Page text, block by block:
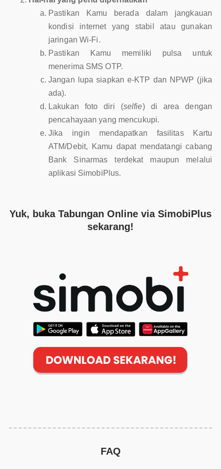
Pastikan Kamu berada dalam jangkauan
kondisi internet yang stabil atau gunakan
jaringan Wi-Fi.
Pastikan Kamu memiliki pulsa untuk
menerima SMS OTP.
Jangan lupa siapkan e-KTP dan NPWP (jika
ada).
Lakukan foto diri (selfie) di area dengan
pencahayaan yang mencukupi.
Jika ingin mendapatkan fasilitas Kartu
ATM/Debit, Kamu dapat mendatangi cabang
Bank Sinarmas terdekat maupun melalui
aplikasi SimobiPlus.
Yuk, buka Tabungan Online via SimobiPlus
sekarang!
FAQ